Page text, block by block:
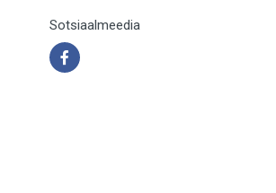
Sotsiaalmeedia